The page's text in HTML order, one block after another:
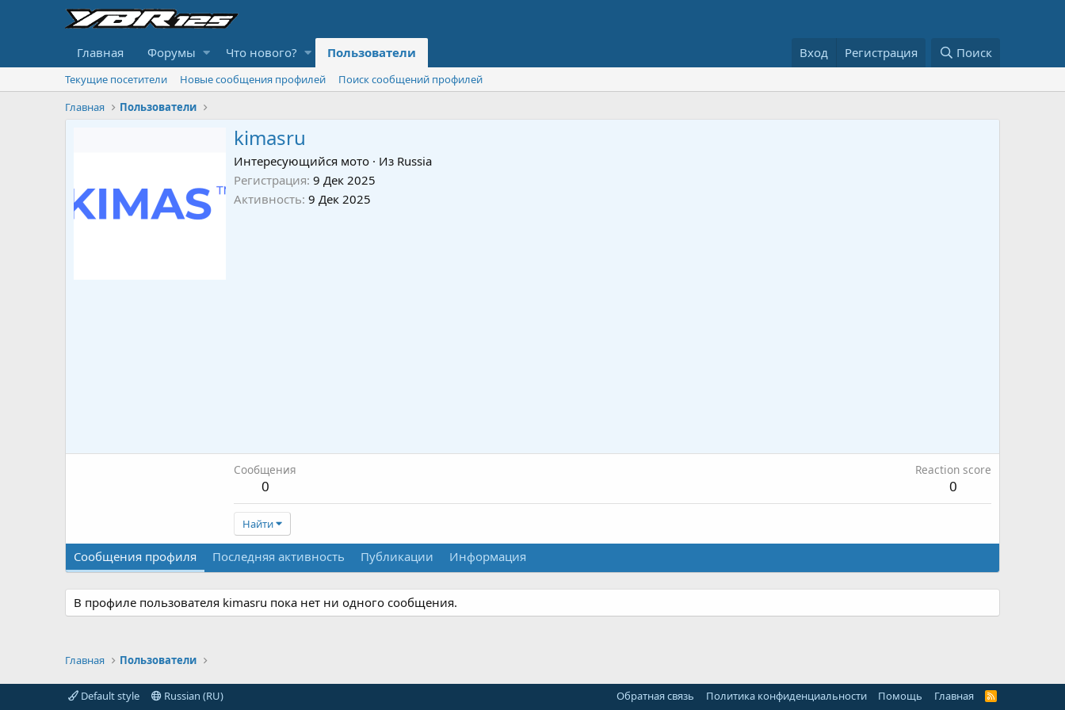
Главная Форумы Что нового? Пользователи Вход Регистрация Поиск
Текущие посетители Новые сообщения профилей
Поиск сообщений профилей
Главная
Пользователи
kimasru
Интересующийся мото · Из Russia
Регистрация 9 Дек 2025
Активность 9 Дек 2025
Сообщения
0
Reaction score
0
Найти
Сообщения профиля Последняя активность Публикации Информация
В профиле пользователя kimasru пока нет ни одного сообщения.
Главная Пользователи
Default style Russian (RU) Обратная связь Политика конфиденциальности Помощь Главная
R